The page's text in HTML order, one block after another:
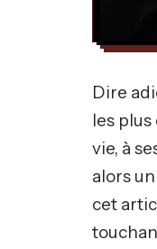
Dire
les
vie, à
alors
cet